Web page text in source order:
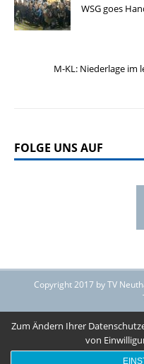
WSG goes
M-KL: Niederlage im
FOLGE UNS AUF
Copyright 2017 by TV
Zum Ändern Ihrer
von